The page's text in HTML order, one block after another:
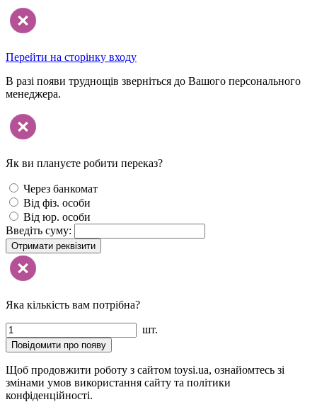
Перейти на сторінку входу
В разі появи труднощів зверніться до Вашого персонального
менеджера.
Як ви плануєте робити переказ?
Через банкомат
Від фіз. особи
Від юр. особи
Введіть суму:
Отримати реквізити
Яка кількість вам потрібна?
шт.
Повідомити про появу
Щоб продовжити роботу з сайтом toysi.ua, ознайомтесь зі
змінами умов використання сайту та політики
конфіденційності.